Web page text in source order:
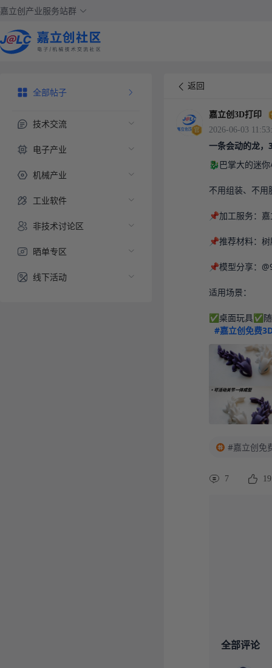
嘉立创产业服务站群
全部帖子
技术交流
电子产业
机械产业
工业软件
非技术讨论区
晒单专区
线下活动
返回
嘉立创3D打印
2026-06-03
一条会动的龙，
🐉巴掌大的迷
不用组装、不用
📌加工服务：
📌推荐材料：
📌模型分享：
适用场景：
✅桌面玩具✅
#嘉立创免费
#嘉立创免
7 19
全部评论